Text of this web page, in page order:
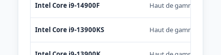
Intel Core i9-14900F Haut de gamme
Intel Core i9-13900KS Haut de gamme